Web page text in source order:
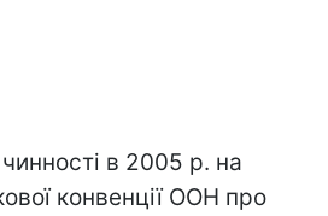
в 2005 р. на
конвенції ООН про